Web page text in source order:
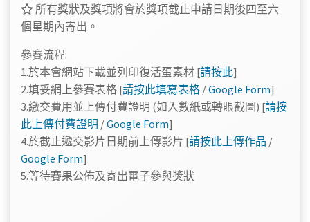
所有獎狀及獎項將會於獎項截止申請日期後四至六
個星期內寄出。
參賽流程:
1.於本會網站下載並列印復活蛋素材 [請按此]
2.填妥網上參賽表格 [請按此填寫表格 /Google Form]
3.繳交費用並上傳付費證明 (如入數紙或轉賬截圖) [請按
此上傳付費證明 /Google Form]
4.於截止遞交影片日期前上傳影片 [請按此上傳作品 /
Google Form]
5.等待賽果公佈及寄出電子參與獎狀